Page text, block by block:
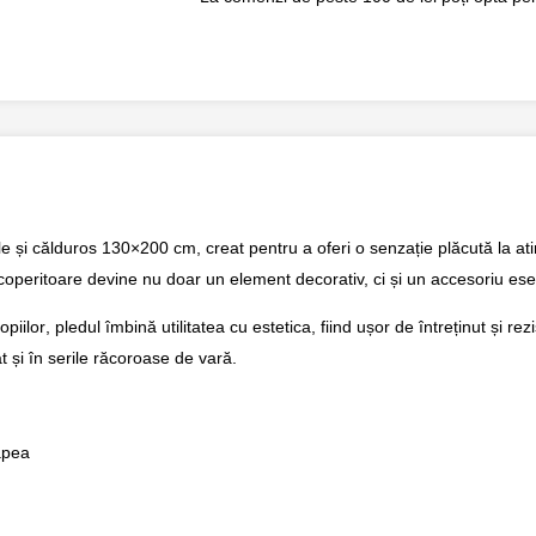
și călduros 130×200 cm , creat pentru a oferi o senzație plăcută la
devine nu doar un element decorativ, ci și un accesoriu
, pledul îmbină utilitatea cu estetica, fiind ușor de întreținut și
în serile răcoroase de vară.